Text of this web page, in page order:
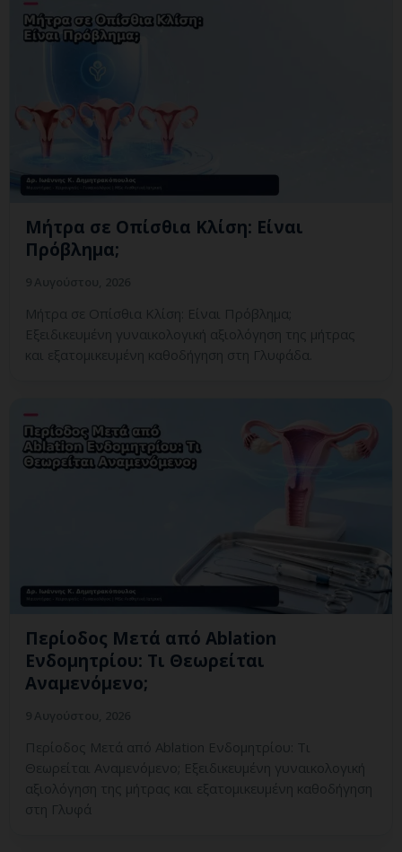
Μήτρα σε Οπίσθια Κλίση: Είναι
Πρόβλημα;
Μήτρα σε Οπίσθια Κλίση: Είναι Πρόβλημα;
Εξειδικευμένη γυναικολογική αξιολόγηση της μήτρας
και εξατομικευμένη καθοδήγηση στη Γλυφάδα.
Περίοδος Μετά από Ablation
Ενδομητρίου: Τι Θεωρείται
Αναμενόμενο;
Περίοδος Μετά από Ablation Ενδομητρίου: Τι
Θεωρείται Αναμενόμενο; Εξειδικευμένη γυναικολογική
αξιολόγηση της μήτρας και εξατομικευμένη καθοδήγηση
στη Γλυφά